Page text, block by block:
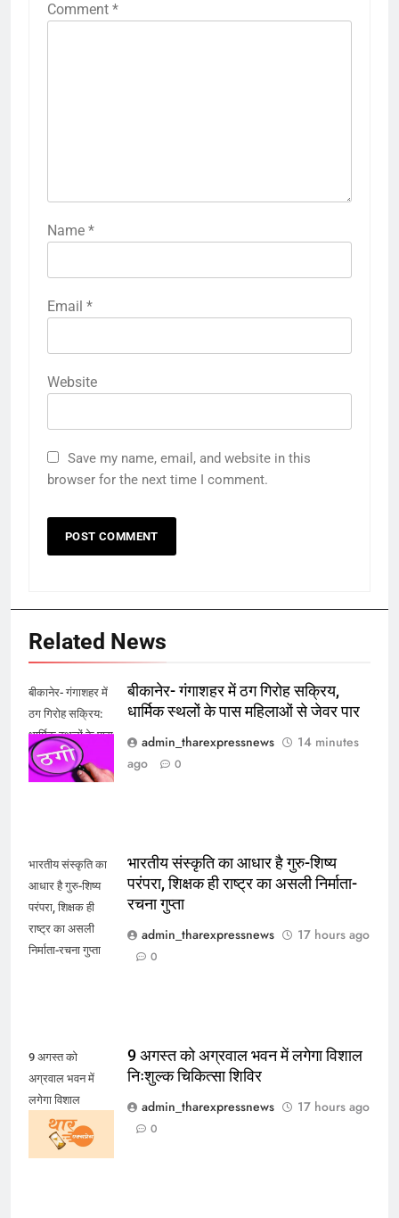
Comment *
Name *
Email *
Website
Save my name, email, and website in this
browser for the next time I comment.
Related News
बीकानेर- गंगाशहर में
ठग गिरोह सक्रिय:
धार्मिक स्थलों के पास
महिलाओं से जेवर पार
बीकानेर- गंगाशहर में ठग गिरोह सक्रिय,
धार्मिक स्थलों के पास महिलाओं से जेवर पार
admin_tharexpressnews
14 minutes
ago
0
भारतीय संस्कृति का
आधार है गुरु-शिष्य
परंपरा, शिक्षक ही
राष्ट्र का असली
निर्माता-रचना गुप्ता
भारतीय संस्कृति का आधार है गुरु-शिष्य
परंपरा, शिक्षक ही राष्ट्र का असली निर्माता-
रचना गुप्ता
admin_tharexpressnews
17 hours ago
0
9 अगस्त को
अग्रवाल भवन में
लगेगा विशाल
निःशुल्क चिकित्सा
शिविर
9 अगस्त को अग्रवाल भवन में लगेगा विशाल
निःशुल्क चिकित्सा शिविर
admin_tharexpressnews
17 hours ago
0